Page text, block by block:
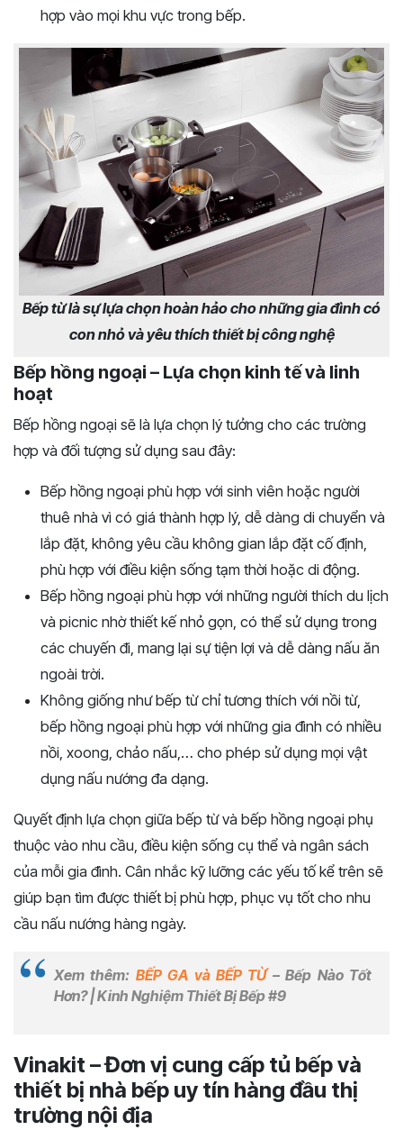
hợp vào mọi khu vực trong bếp.
Bếp từ là sự lựa chọn hoàn hảo cho những gia đình có
con nhỏ và yêu thích thiết bị công nghệ
Bếp hồng ngoại – Lựa chọn kinh tế và linh
hoạt
Bếp hồng ngoại sẽ là lựa chọn lý tưởng cho các trường
hợp và đối tượng sử dụng sau đây:
Bếp hồng ngoại phù hợp với sinh viên hoặc người
thuê nhà vì có giá thành hợp lý, dễ dàng di chuyển và
lắp đặt, không yêu cầu không gian lắp đặt cố định,
phù hợp với điều kiện sống tạm thời hoặc di động.
Bếp hồng ngoại phù hợp với những người thích du lịch
và picnic nhờ thiết kế nhỏ gọn, có thể sử dụng trong
các chuyến đi, mang lại sự tiện lợi và dễ dàng nấu ăn
ngoài trời.
Không giống như bếp từ chỉ tương thích với nồi từ,
bếp hồng ngoại phù hợp với những gia đình có nhiều
nồi, xoong, chảo nấu,… cho phép sử dụng mọi vật
dụng nấu nướng đa dạng.
Quyết định lựa chọn giữa bếp từ và bếp hồng ngoại phụ
thuộc vào nhu cầu, điều kiện sống cụ thể và ngân sách
của mỗi gia đình. Cân nhắc kỹ lưỡng các yếu tố kể trên sẽ
giúp bạn tìm được thiết bị phù hợp, phục vụ tốt cho nhu
cầu nấu nướng hàng ngày.
Xem thêm: BẾP GA và BẾP TỪ– Bếp Nào Tốt
Hơn? | Kinh Nghiệm Thiết Bị Bếp #9
Vinakit – Đơn vị cung cấp tủ bếp và
thiết bị nhà bếp uy tín hàng đầu thị
trường nội địa